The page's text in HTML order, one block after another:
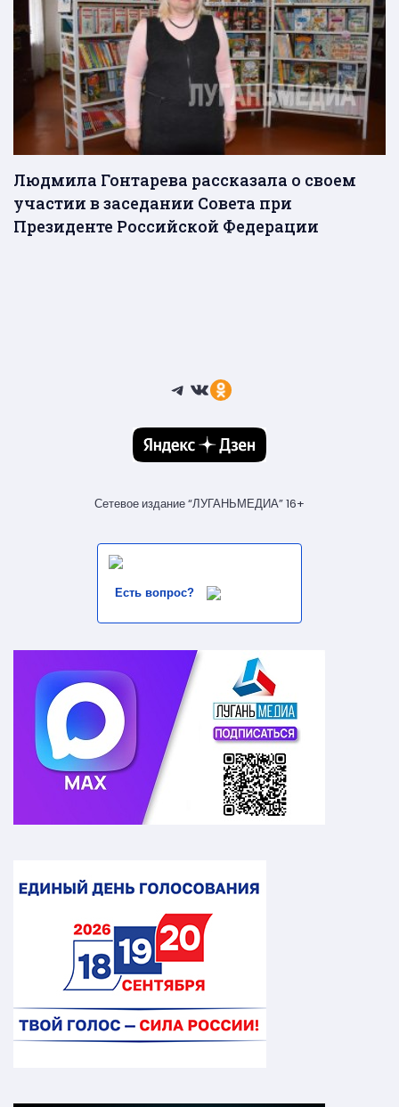
Людмила Гонтарева рассказала о своем
участии в заседании Совета при
Президенте Российской Федерации
Telegram
ВКонтакте
Ссылка
Сетевое издание “ЛУГАНЬМЕДИА” 16+
Есть вопрос?